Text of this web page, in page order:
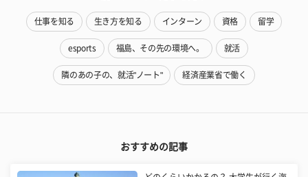
仕事を知る 生き方を知る インターン 資格 留学
esports 福島、その先の環境へ。 就活
隣のあの子の、就活"ノート" 経済産業省で働く
おすすめの記事